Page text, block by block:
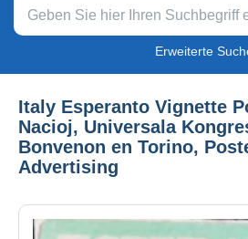
Erweiterte
Italy Esperanto Vignette
Nacioj, Universala
Bonvenon en Torino,
Advertising